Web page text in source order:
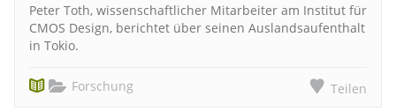
Peter Toth, wissenschaftlicher Mitarbeiter am Institut für
CMOS Design, berichtet über seinen Auslandsaufenthalt
in Tokio.
Forschung Teilen